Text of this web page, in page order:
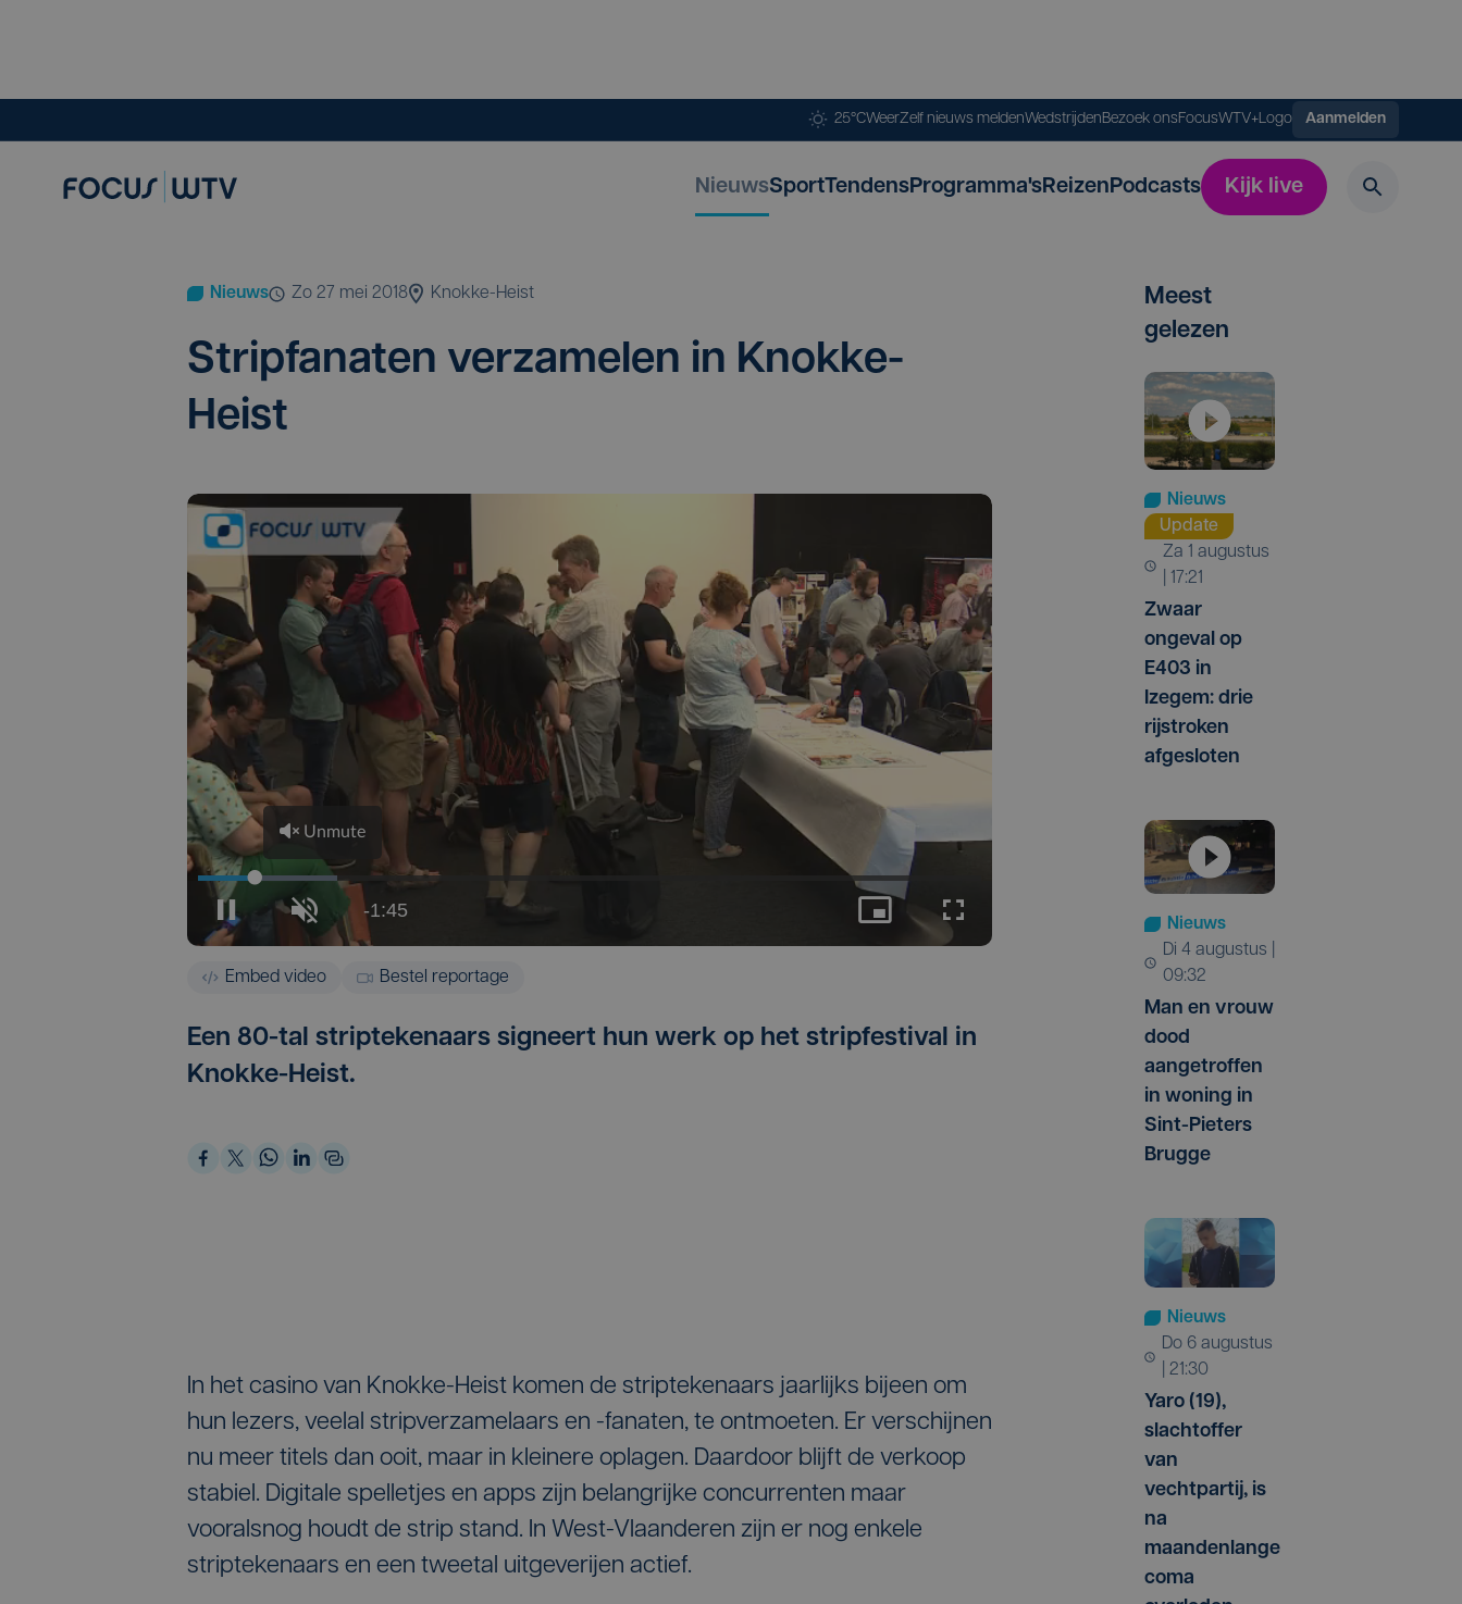
25°CWeerZelf nieuws meldenWedstrijdenBezoek onsFocusWTV+Logo Aanmelden
NieuwsSportTendensProgramma'sReizenPodcasts Kijk live
Nieuws zo 27 mei 2018 Knokke-Heist
Strip­fa­na­ten ver­za­me­len in Knokke-
Heist
Embed video Bestel reportage
Een 80-tal striptekenaars signeert hun werk op het stripfestival in
Knokke-Heist.
In het casino van Knokke-Heist komen de striptekenaars jaarlijks bijeen om
hun lezers, veelal stripverzamelaars en -fanaten, te ontmoeten. Er verschijnen
nu meer titels dan ooit, maar in kleinere oplagen. Daardoor blijft de verkoop
stabiel. Digitale spelletjes en apps zijn belangrijke concurrenten maar
vooralsnog houdt de strip stand. In West-Vlaanderen zijn er nog enkele
striptekenaars en een tweetal uitgeverijen actief.
Meest
gelezen
Nieuws
Update
za 1 augustus
| 17:21
Zwaar
ongeval op
E403 in
Izegem: drie
rijstroken
afgesloten
Nieuws
di 4 augustus |
09:32
Man en vrouw
dood
aangetroffen
in woning in
Sint-Pieters
Brugge
Nieuws
do 6 augustus
| 21:30
Yaro (19),
slachtoffer
van
vechtpartij, is
na
maandenlange
coma